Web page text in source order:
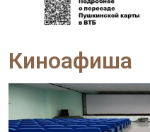
Киноафиша